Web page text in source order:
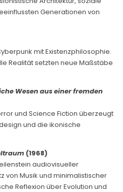
Generationen von
mit Existenzphilosophie.
Realität setzten neue Maßstäbe
Wesen aus einer fremden
und Science Fiction überzeugt
und die ikonische
(1968)
audiovisueller
von Musik und minimalistischer
Reflexion über Evolution und